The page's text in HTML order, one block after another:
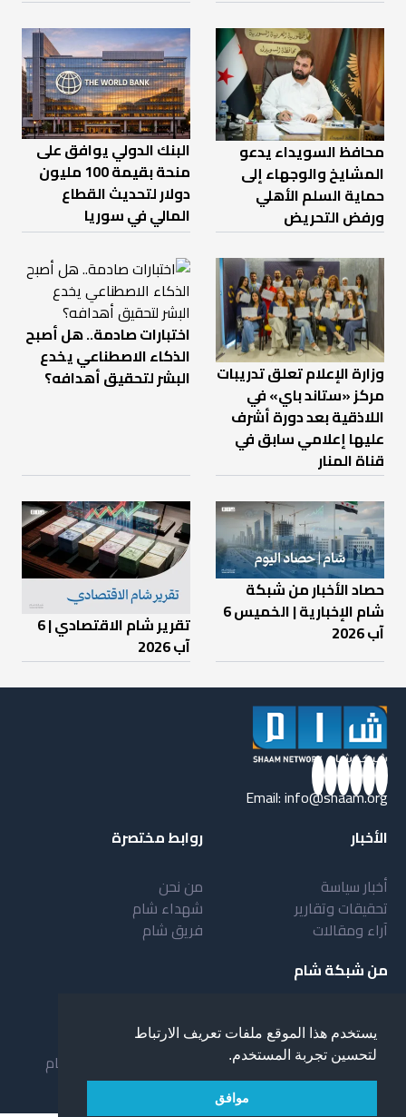
يستخدم هذا الموقع ملفات تعريف الارتباط
لتحسين تجربة المستخدم.
موافق
محافظ السويداء يدعو
المشايخ والوجهاء إلى
حماية السلم الأهلي
ورفض التحريض
البنك الدولي يوافق على
منحة بقيمة 100 مليون
دولار لتحديث القطاع
المالي في سوريا
وزارة الإعلام تعلق تدريبات
مركز «ستاند باي» في
اللاذقية بعد دورة أشرف
عليها إعلامي سابق في
قناة المنار
اختبارات صادمة.. هل أصبح
الذكاء الاصطناعي يخدع
البشر لتحقيق أهدافه؟
حصاد الأخبار من شبكة
شام الإخبارية | الخميس 6
آب 2026
تقرير شام الاقتصادي | 6
آب 2026
Email:info@shaam.org
الأخبار
أخبار سياسة
تحقيقات وتقارير
آراء ومقالات
روابط مختصرة
من نحن
شهداء شام
فريق شام
من شبكة شام
أهداف شبكة شام
خدمات شبكة شام
المستفيدون من الشبكة
لمحة عن شبكة شبام
بنية شبكة شام
مقدمة عن شبكة شام
نظام العمل في شبكة شام